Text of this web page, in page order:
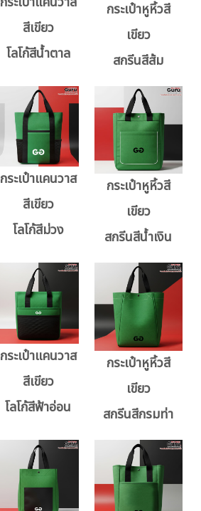
สีเขียว
โลโก้สีน้ำตาล
กระเป๋าหูหิ้วสี
เขียว
สกรีนสีส้ม
กระเป๋าแคนวาส
สีเขียว
โลโก้สีม่วง
กระเป๋าหูหิ้วสี
เขียว
สกรีนสีน้ำเงิน
กระเป๋าแคนวาส
สีเขียว
โลโก้สีฟ้าอ่อน
กระเป๋าหูหิ้วสี
เขียว
สกรีนสีกรมท่า